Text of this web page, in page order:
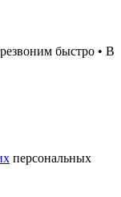
быстро • В
персональных